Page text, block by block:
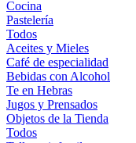
Cocina
Pastelería
Todos
Aceites y Mieles
Café de especialidad
Bebidas con Alcohol
Te en Hebras
Jugos y Prensados
Objetos de la Tienda
Todos